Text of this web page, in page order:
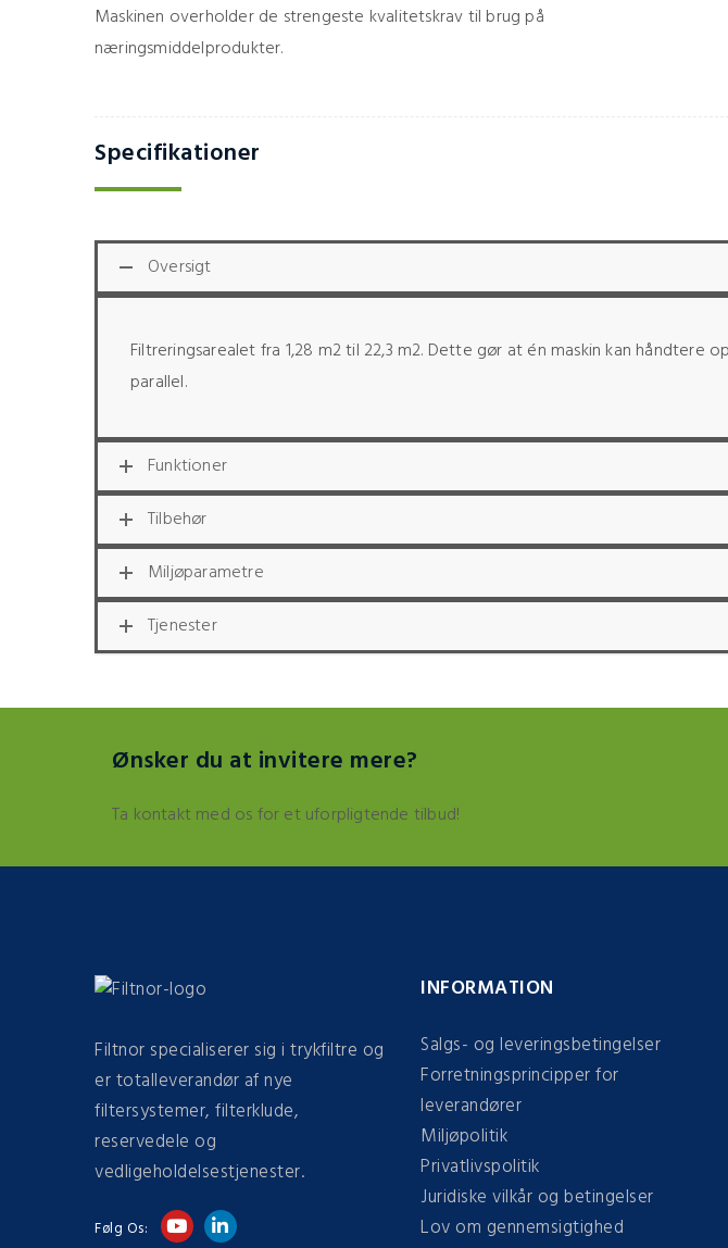
Maskinen overholder de strengeste kvalitetskrav til brug på
næringsmiddelprodukter.
Specifikationer
Oversigt
Filtreringsarealet fra 1,28 m2 til 22,3 m2. Dette gør at én maskin kan
parallel.
Funktioner
Tilbehør
Miljøparametre
Tjenester
Ønsker du at invitere mere?
Ta kontakt med os for et uforpligtende tilbud!
Filtnor specialiserer sig i trykfiltre og
er totalleverandør af nye
filtersystemer, filterklude,
reservedele og
vedligeholdelsestjenester.
Følg Os:
INFORMATION
Salgs- og leveringsbetingelser
Forretningsprincipper for
leverandører
Miljøpolitik
Privatlivspolitik
Juridiske vilkår og betingelser
Lov om gennemsigtighed